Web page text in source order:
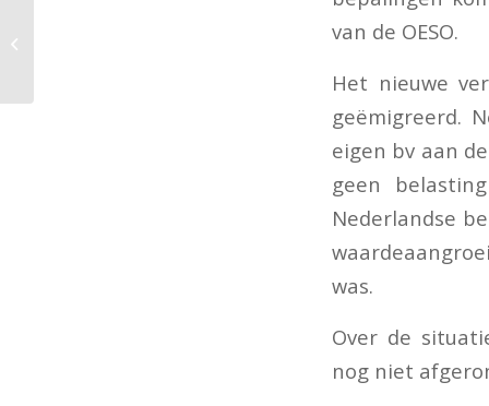
van de OESO.
Het nieuwe
geëmigreerd.
eigen bv aan
geen
Nederlandse
was.
Over de
nog niet